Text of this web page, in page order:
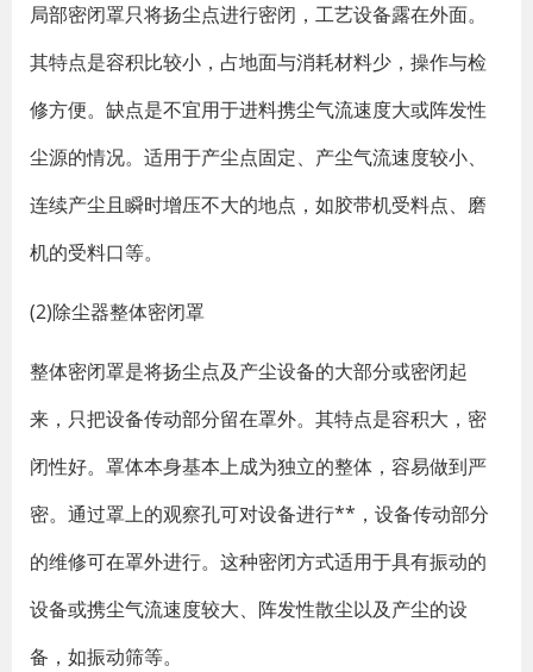
局部密闭罩只将扬尘点进行密闭，工艺设备露在外面。
其特点是容积比较小，占地面与消耗材料少，操作与检
修方便。缺点是不宜用于进料携尘气流速度大或阵发性
尘源的情况。适用于产尘点固定、产尘气流速度较小、
连续产尘且瞬时增压不大的地点，如胶带机受料点、磨
机的受料口等。
(2)除尘器整体密闭罩
整体密闭罩是将扬尘点及产尘设备的大部分或密闭起
来，只把设备传动部分留在罩外。其特点是容积大，密
闭性好。罩体本身基本上成为独立的整体，容易做到严
密。通过罩上的观察孔可对设备进行**，设备传动部分
的维修可在罩外进行。这种密闭方式适用于具有振动的
设备或携尘气流速度较大、阵发性散尘以及产尘的设
备，如振动筛等。